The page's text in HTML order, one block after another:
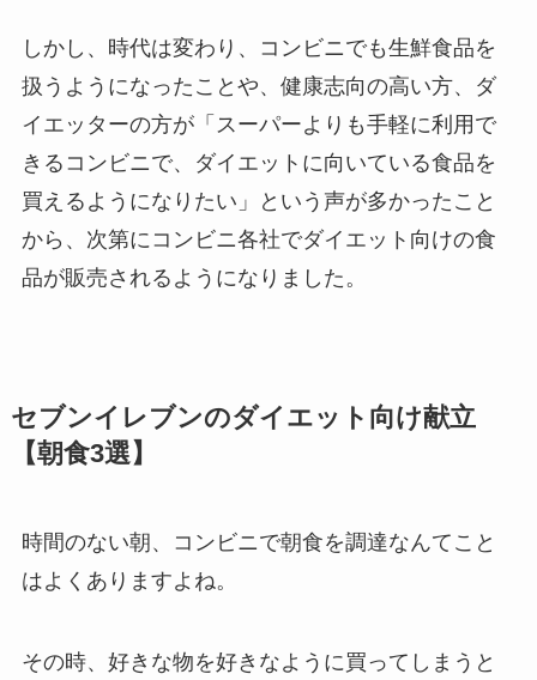
しかし、時代は変わり、コンビニでも生鮮食品を
扱うようになったことや、健康志向の高い方、ダ
イエッターの方が「スーパーよりも手軽に利用で
きるコンビニで、ダイエットに向いている食品を
買えるようになりたい」という声が多かったこと
から、次第にコンビニ各社でダイエット向けの食
品が販売されるようになりました。
セブンイレブンのダイエット向け献立
【朝食3選】
時間のない朝、コンビニで朝食を調達なんてこと
はよくありますよね。
その時、好きな物を好きなように買ってしまうと